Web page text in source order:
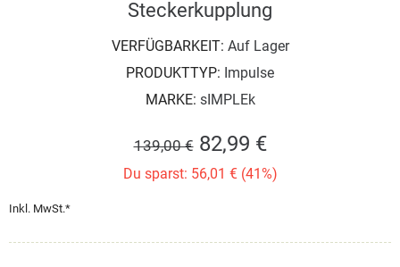
Steckerkupplung
VERFÜGBARKEIT: Auf Lager
PRODUKTTYP: Impulse
MARKE: sIMPLEk
139,00 € 82,99 €
Du sparst: 56,01 € (41%)
Inkl. MwSt.*